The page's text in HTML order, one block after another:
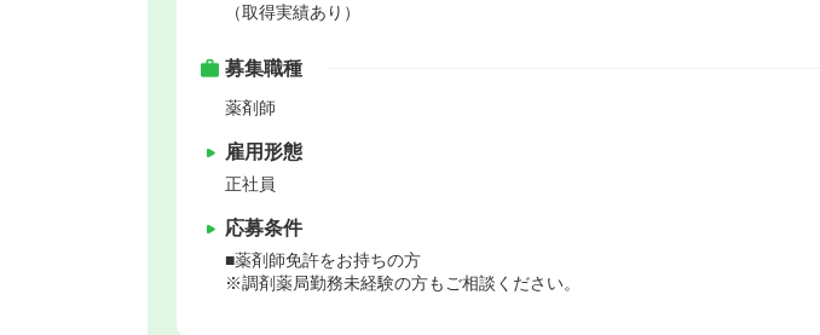
（取得実績あり）
募集職種
薬剤師
雇用形態
正社員
応募条件
■薬剤師免許をお持ちの方
※調剤薬局勤務未経験の方もご相談ください。